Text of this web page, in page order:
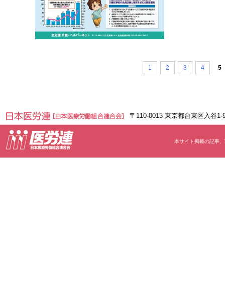
1 2 3 4 5
〒110-0013 東京都台東区入谷
本サイト掲載の記事